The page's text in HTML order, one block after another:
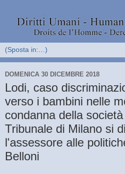
DOMENICA 30 DICEMBRE 2018
Lodi, caso
verso i bambini nelle
condanna della
Tribunale di Milano si
l'assessore alle
Belloni